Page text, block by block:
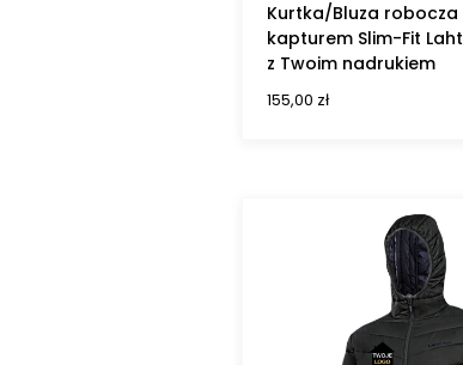
Kurtka/Bluza
kapturem Slim-Fit
z Twoim nadrukiem
155,00 zł